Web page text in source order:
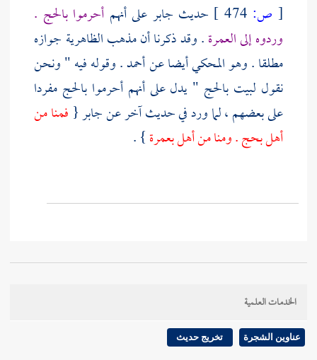
[ ص: حديث جابر على أنهم أحرموا بالحج .
وردوه إلى العمرة. وقد ذكرنا أن مذهبالظاهرية جوازه
مطلقا . وهو المحكي أيضا عنأحمد. وقوله فيه " ونحن
نقول لبيت بالحج " يدل على أنهم أحرموا بالحج مفردا
على بعضهم ، لما ورد في حديث آخر عنجابر{ فمنا من
أهل بحج . ومنا من أهل بعمرة} .
الخدمات العلمية
عناوين الشجرة تخريج حديث